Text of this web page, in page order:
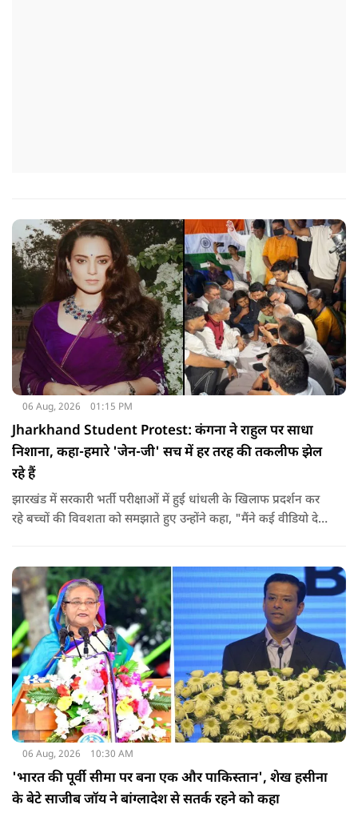
06 Aug, 2026 01:15 PM
Jharkhand Student Protest: कंगना ने राहुल पर साधा
निशाना, कहा-हमारे 'जेन-जी' सच में हर तरह की तकलीफ झेल
रहे हैं
झारखंड में सरकारी भर्ती परीक्षाओं में हुई धांधली के खिलाफ प्रदर्शन कर
रहे बच्चों की विवशता को समझाते हुए उन्होंने कहा, "मैंने कई वीडियो देखे
यहां तक गंभीर हैं कि बच्चों के पास ऑनलाइन फूड नहीं जा पा रहा है. ऐसी
स्थिति में राहुल गांधी वहां नहीं पहुंच रहे हैं.
06 Aug, 2026 10:30 AM
'भारत की पूर्वी सीमा पर बना एक और पाकिस्तान', शेख हसीना
के बेटे साजीब जॉय ने बांग्लादेश से सतर्क रहने को कहा